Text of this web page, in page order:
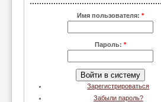
Имя пользователя: *
Пароль: *
Зарегистрироваться
Забыли пароль?